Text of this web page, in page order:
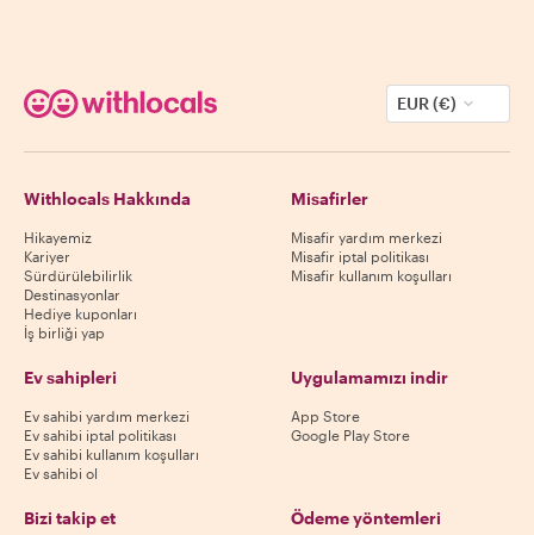
EUR (€)
Withlocals Hakkında
Hikayemiz
Kariyer
Sürdürülebilirlik
Destinasyonlar
Hediye kuponları
İş birliği yap
Misafirler
Misafir yardım merkezi
Misafir iptal politikası
Misafir kullanım koşulları
Ev sahipleri
Ev sahibi yardım merkezi
Ev sahibi iptal politikası
Ev sahibi kullanım koşulları
Ev sahibi ol
Uygulamamızı indir
App Store
Google Play Store
Bizi takip et Ödeme yöntemleri